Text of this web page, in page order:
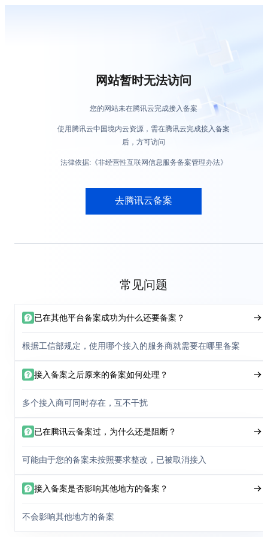
网站暂时无法访问
您的网站未在腾讯云完成接入备案
使用腾讯云中国境内云资源，需在腾讯云完成接入备案
后，方可访问
法律依据:《非经营性互联网信息服务备案管理办法》
去腾讯云备案
常见问题
已在其他平台备案成功为什么还要备案？
根据工信部规定，使用哪个接入的服务商就需要在哪里备案
接入备案之后原来的备案如何处理？
多个接入商可同时存在，互不干扰
已在腾讯云备案过，为什么还是阻断？
可能由于您的备案未按照要求整改，已被取消接入
接入备案是否影响其他地方的备案？
不会影响其他地方的备案